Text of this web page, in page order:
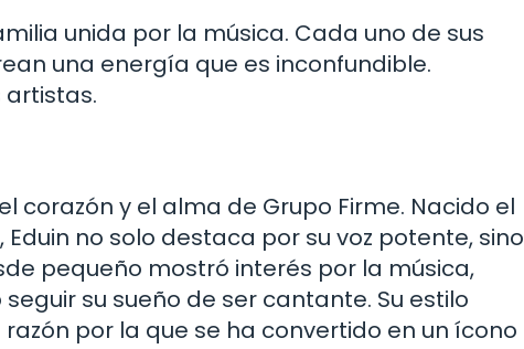
unida por la música. Cada uno de sus
una energía que es inconfundible.
corazón y el alma de Grupo Firme. Nacido el
Eduin no solo destaca por su voz potente, sino
pequeño mostró interés por la música,
su sueño de ser cantante. Su estilo
por la que se ha convertido en un ícono